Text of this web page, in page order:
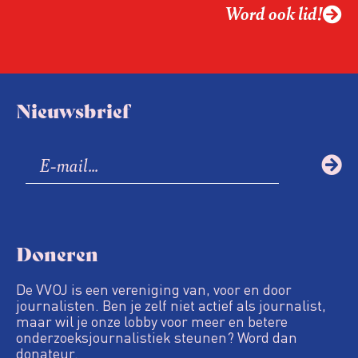
Word ook lid!
Nieuwsbrief
Doneren
De VVOJ is een vereniging van, voor en door
journalisten. Ben je zelf niet actief als journalist,
maar wil je onze lobby voor meer en betere
onderzoeksjournalistiek steunen? Word dan
donateur.